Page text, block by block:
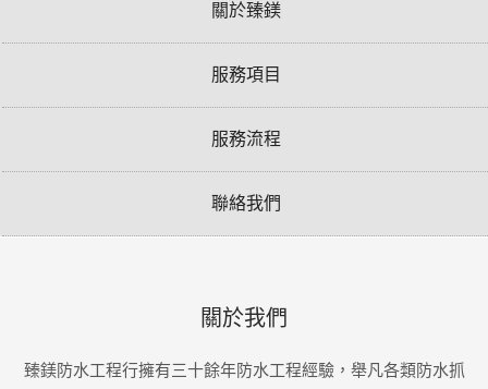
關於臻鎂
服務項目
服務流程
聯絡我們
關於我們
臻鎂防水工程行擁有三十餘年防水工程經驗，舉凡各類防水抓